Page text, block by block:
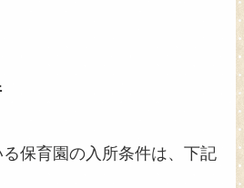
保育園の入所条件は、下記